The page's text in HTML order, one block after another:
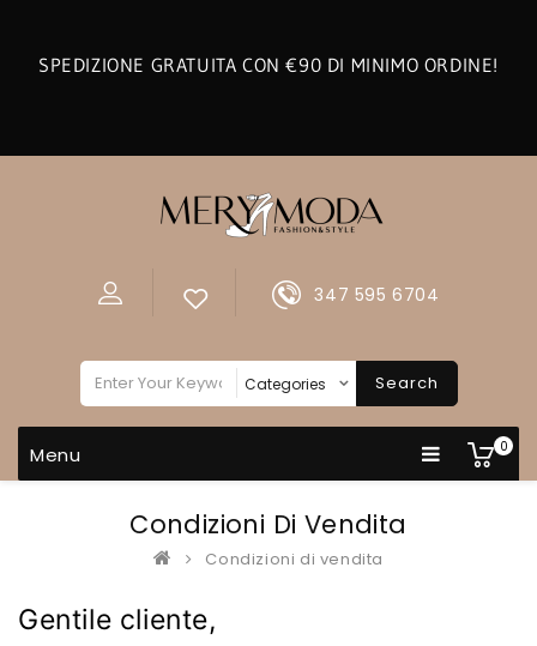
SPEDIZIONE GRATUITA CON €90 DI MINIMO ORDINE!
0
347 595 6704
Search
Menu
Condizioni Di Vendita
Condizioni di vendita
Gentile cliente,